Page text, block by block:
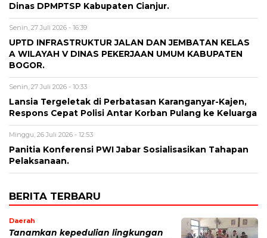
Dinas DPMPTSP Kabupaten Cianjur.
Senin, 27 Juli 2026 - 16:39
UPTD INFRASTRUKTUR JALAN DAN JEMBATAN KELAS
A WILAYAH V DINAS PEKERJAAN UMUM KABUPATEN
BOGOR.
Senin, 27 Juli 2026 - 10:33
Lansia Tergeletak di Perbatasan Karanganyar-Kajen,
Respons Cepat Polisi Antar Korban Pulang ke Keluarga
Minggu, 26 Juli 2026 - 12:53
Panitia Konferensi PWI Jabar Sosialisasikan Tahapan
Pelaksanaan.
BERITA TERBARU
Daerah
Tanamkan kepedulian lingkungan